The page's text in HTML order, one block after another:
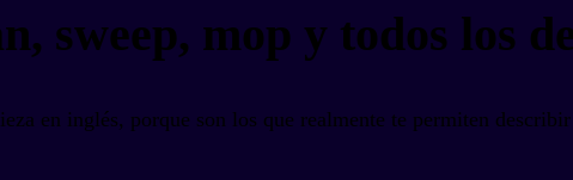
sweep, mop y todos los
en inglés, porque son los que realmente te permiten